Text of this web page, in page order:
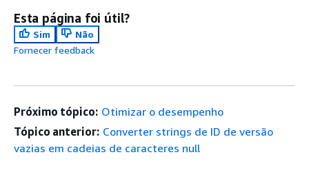
Esta página foi útil?
Sim
Não
Fornecer feedback
Próximo tópico: Otimizar o desempenho
Tópico anterior: Converter strings de ID de versão
vazias em cadeias de caracteres null